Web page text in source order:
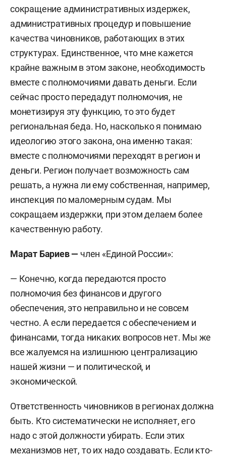
сокращение административных издержек,
административных процедур и повышение
качества чиновников, работающих в этих
структурах. Единственное, что мне кажется
крайне важным в этом законе, необходимость
вместе с полномочиями давать деньги. Если
сейчас просто передадут полномочия, не
монетизируя эту функцию, то это будет
региональная беда. Но, насколько я понимаю
идеологию этого закона, она именно такая:
вместе с полномочиями переходят в регион и
деньги. Регион получает возможность сам
решать, а нужна ли ему собственная, например,
инспекция по маломерным судам. Мы
сокращаем издержки, при этом делаем более
качественную работу.
Марат Бариев— член «Единой России»:
— Конечно, когда передаются просто
полномочия без финансов и другого
обеспечения, это неправильно и не совсем
честно. А если передается с обеспечением и
финансами, тогда никаких вопросов нет. Мы же
все жалуемся на излишнюю централизацию
нашей жизни — и политической, и
экономической.
Ответственность чиновников в регионах должна
быть. Кто систематически не исполняет, его
надо с этой должности убирать. Если этих
механизмов нет, то их надо создавать. Если кто-